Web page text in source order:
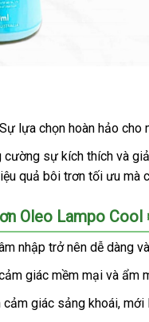
lựa chọn hoàn hảo
sự kích thích và
quả bôi trơn tối ưu
Oleo Lampo Cool
nhập trở nên dễ dàng
giác mềm mại và ẩm
giác sảng khoái, mới